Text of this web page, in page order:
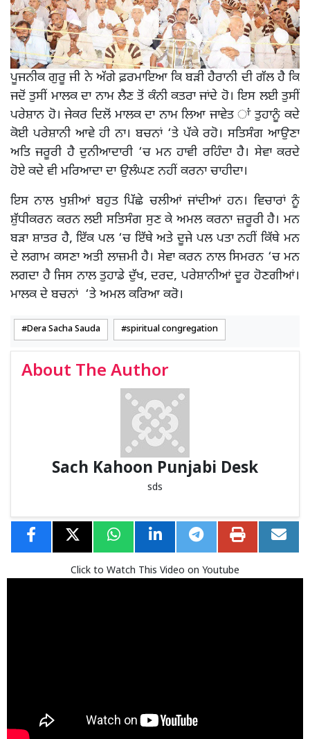
ਪੂਜਨੀਕ ਗੁਰੂ ਜੀ ਨੇ ਅੱਗੇ ਫ਼ਰਮਾਇਆ ਕਿ ਬੜੀ ਹੈਰਾਨੀ ਦੀ ਗੱਲ ਹੈ ਕਿ
ਜਦੋਂ ਤੁਸੀਂ ਮਾਲਕ ਦਾ ਨਾਮ ਲੈਣ ਤੋਂ ਕੰਨੀ ਕਤਰਾ ਜਾਂਦੇ ਹੋ। ਇਸ ਲਈ ਤੁਸੀਂ
ਪਰੇਸ਼ਾਨ ਹੋ। ਜੇਕਰ ਦਿਲੋਂ ਮਾਲਕ ਦਾ ਨਾਮ ਲਿਆ ਜਾਵੇਤ ਾਂ ਤੁਹਾਨੂੰ ਕਦੇ
ਕੋਈ ਪਰੇਸ਼ਾਨੀ ਆਵੇ ਹੀ ਨਾ। ਬਚਨਾਂ ‘ਤੇ ਪੱਕੇ ਰਹੋ। ਸਤਿਸੰਗ ਆਉਣਾ
ਅਤਿ ਜਰੂਰੀ ਹੈ ਦੁਨੀਆਦਾਰੀ ‘ਚ ਮਨ ਹਾਵੀ ਰਹਿੰਦਾ ਹੈ। ਸੇਵਾ ਕਰਦੇ
ਹੋਏ ਕਦੇ ਵੀ ਮਰਿਆਦਾ ਦਾ ਉਲੰਘਣ ਨਹੀਂ ਕਰਨਾ ਚਾਹੀਦਾ।
ਇਸ ਨਾਲ ਖੁਸ਼ੀਆਂ ਬਹੁਤ ਪਿੱਛੇ ਚਲੀਆਂ ਜਾਂਦੀਆਂ ਹਨ। ਵਿਚਾਰਾਂ ਨੂੰ
ਸ਼ੁੱਧੀਕਰਨ ਕਰਨ ਲਈ ਸਤਿਸੰਗ ਸੁਣ ਕੇ ਅਮਲ ਕਰਨਾ ਜ਼ਰੂਰੀ ਹੈ। ਮਨ
ਬੜਾ ਸ਼ਾਤਰ ਹੈ, ਇੱਕ ਪਲ ‘ਚ ਇੱਥੇ ਅਤੇ ਦੂਜੇ ਪਲ ਪਤਾ ਨਹੀਂ ਕਿੱਥੇ ਮਨ
ਦੇ ਲਗਾਮ ਕਸਣਾ ਅਤੀ ਲਾਜ਼ਮੀ ਹੈ। ਸੇਵਾ ਕਰਨ ਨਾਲ ਸਿਮਰਨ ‘ਚ ਮਨ
ਲਗਦਾ ਹੈ ਜਿਸ ਨਾਲ ਤੁਹਾਡੇ ਦੁੱਖ, ਦਰਦ, ਪਰੇਸ਼ਾਨੀਆਂ ਦੂਰ ਹੋਣਗੀਆਂ।
ਮਾਲਕ ਦੇ ਬਚਨਾਂ ‘ਤੇ ਅਮਲ ਕਰਿਆ ਕਰੋ।
Dera Sacha Sauda spiritual congregation
About The Author
Sach Kahoon Punjabi Desk
sds
Click to Watch This Video on Youtube